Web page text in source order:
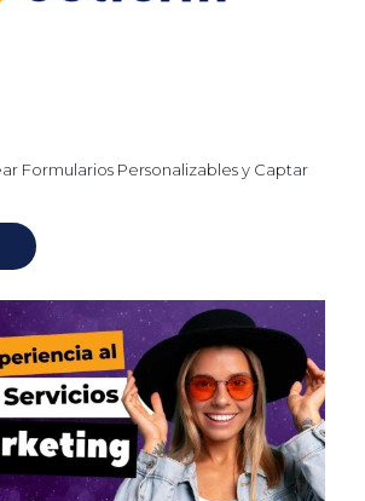
Formularios Personalizables y Captar